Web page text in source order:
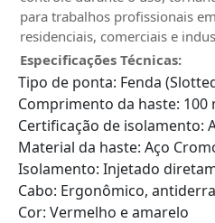
para trabalhos profissionais
residenciais, comerciais e
Especificações Técnicas:
Tipo de ponta: Fenda
Comprimento da haste: 100
Certificação de isolamento:
Material da haste: Aço
Isolamento: Injetado
Cabo: Ergonômico,
Cor: Vermelho e amarelo